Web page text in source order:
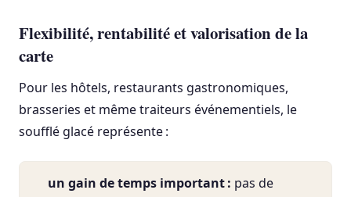
Flexibilité, rentabilité et valorisation de la
carte
Pour les hôtels, restaurants gastronomiques,
brasseries et même traiteurs événementiels, le
soufflé glacé représente :
un gain de temps important : pas de